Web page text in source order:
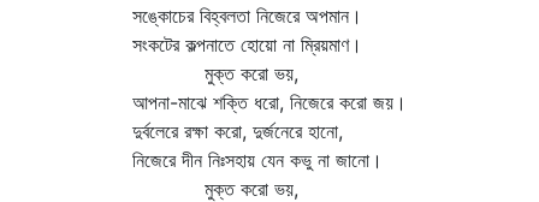
সঙ্কোচের বিহ্বলতা নিজেরে অপমান।
সংকটের কল্পনাতে হোয়ো না ম্রিয়মাণ।
মুক্ত করো ভয়,
আপনা-মাঝে শক্তি ধরো, নিজেরে করো জয়।
দুর্বলেরে রক্ষা করো, দুর্জনেরে হানো,
নিজেরে দীন নিঃসহায় যেন কভু না জানো।
মুক্ত করো ভয়,